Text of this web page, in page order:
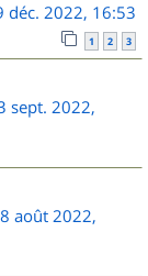
déc. 2022, 16:53
1 2 3
sept. 2022,
août 2022,